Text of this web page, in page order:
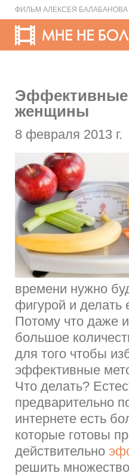
ФИЛЬМ АЛЕКСЕЯ БАЛАБАНОВА
Эффективные
женщины
8 февраля 2013 г.
времени нужно
фигурой и делать
Потому что даже
большое
для того чтобы
эффективные
Что делать?
предварительно
интернете есть
которые готовы
действительно
решить